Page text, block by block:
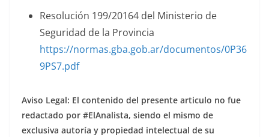
Resolución 199/20164 del Ministerio de
Seguridad de la Provincia
https://normas.gba.gob.ar/documentos/0P36
9PS7.pdf
Aviso Legal: El contenido del presente articulo no fue
redactado por #ElAnalista, siendo el mismo de
exclusiva autoría y propiedad intelectual de su